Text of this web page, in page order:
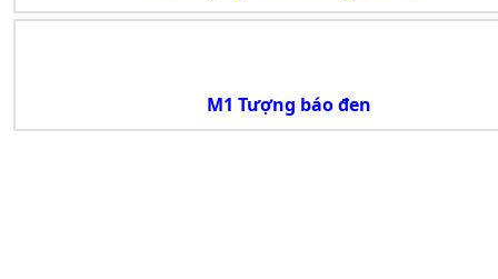
M1 Tượng báo đen